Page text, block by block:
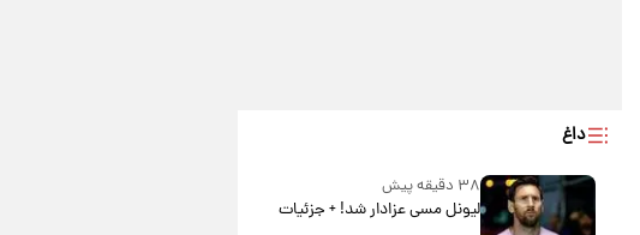
داغ
۳۸ دقیقه پیش
لیونل مسی عزادار شد! + جزئیات